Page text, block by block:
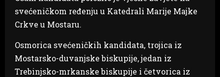
svećeničkom ređenju u Katedrali Marije Majke
Crkve u Mostaru.
Osmorica svećeničkih kandidata, trojica iz
Mostarsko-duvanjske biskupije, jedan iz
Trebinjsko-mrkanske biskupije i četvorica iz